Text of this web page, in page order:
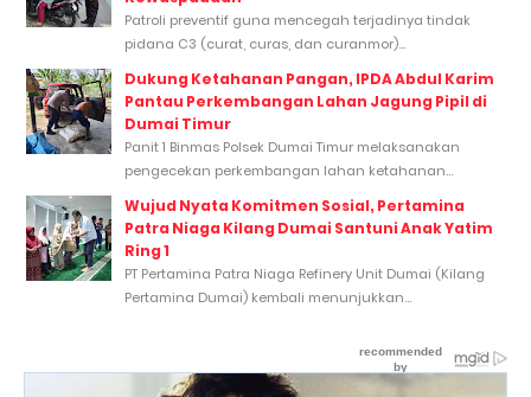
Patroli preventif guna mencegah terjadinya tindak
pidana C3 (curat, curas, dan curanmor)...
Dukung Ketahanan Pangan, IPDA Abdul Karim
Pantau Perkembangan Lahan Jagung Pipil di
Dumai Timur
Panit 1 Binmas Polsek Dumai Timur melaksanakan
pengecekan perkembangan lahan ketahanan...
Wujud Nyata Komitmen Sosial, Pertamina
Patra Niaga Kilang Dumai Santuni Anak Yatim
Ring 1
PT Pertamina Patra Niaga Refinery Unit Dumai (Kilang
Pertamina Dumai) kembali menunjukkan...